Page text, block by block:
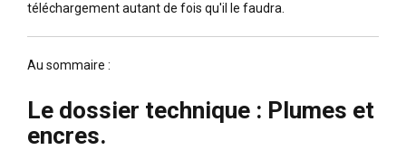
téléchargement autant de fois qu'il le faudra.
Au sommaire :
Le dossier technique : Plumes et
encres.